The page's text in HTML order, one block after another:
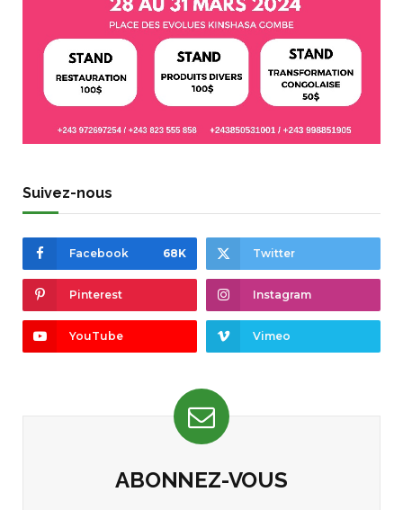
Suivez-nous
Facebook 68K Twitter
Pinterest Instagram
YouTube Vimeo
ABONNEZ-VOUS